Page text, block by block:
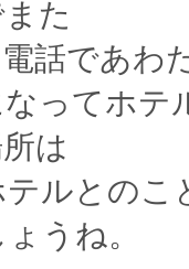
た
話であわ
ってホテ
は
ルとの
うね。